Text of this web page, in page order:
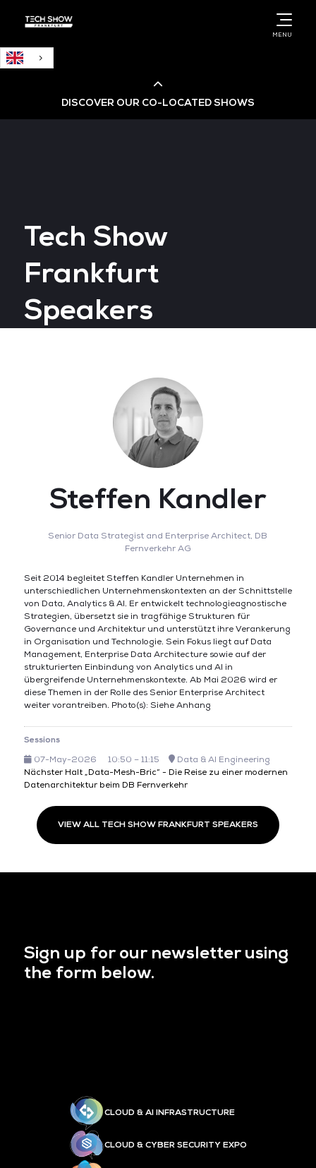
MENU
DISCOVER OUR CO-LOCATED SHOWS
Big Data & AI World
Data Centre World
Tech Show
Frankfurt
Speakers
Steffen Kandler
Senior Data Strategist and Enterprise Architect, DB
Fernverkehr AG
Seit 2014 begleitet Steffen Kandler Unternehmen in
unterschiedlichen Unternehmenskontexten an der Schnittstelle
von Data, Analytics & AI. Er entwickelt technologieagnostische
Strategien, übersetzt sie in tragfähige Strukturen für
Governance und Architektur und unterstützt ihre Verankerung
in Organisation und Technologie. Sein Fokus liegt auf Data
Management, Enterprise Data Architecture sowie auf der
strukturierten Einbindung von Analytics und AI in
übergreifende Unternehmenskontexte. Ab Mai 2026 wird er
diese Themen in der Rolle des Senior Enterprise Architect
weiter vorantreiben. Photo(s): Siehe Anhang
Sessions
07-May-2026
10:50 – 11:15
Data & AI Engineering
Nächster Halt „Data-Mesh-Bric“ - Die Reise zu einer modernen
Datenarchitektur beim DB Fernverkehr
VIEW ALL TECH SHOW FRANKFURT SPEAKERS
Sign up for our newsletter using
the form below.
CLOUD & AI INFRASTRUCTURE
CLOUD & CYBER SECURITY EXPO